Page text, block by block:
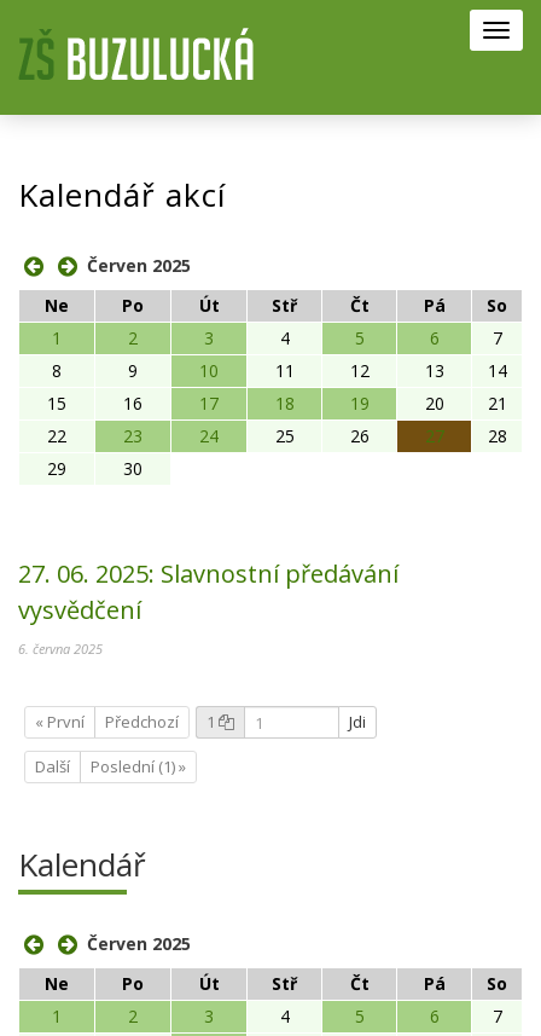
Kalendář akcí
Červen 2025
Ne
Po Út Stř Čt Pá
So
1
2 3 4 5 6
7
8
9 10 11 12 13
14
15
16 17 18 19 20
21
22
23 24 25 26 27
28
29
30
27. 06. 2025: Slavnostní předávání
vysvědčení
6. června 2025
« První Předchozí 1 Jdi
Další Poslední (1) »
Kalendář
Červen 2025
Ne
Po Út Stř Čt Pá
So
1
2 3 4 5 6
7